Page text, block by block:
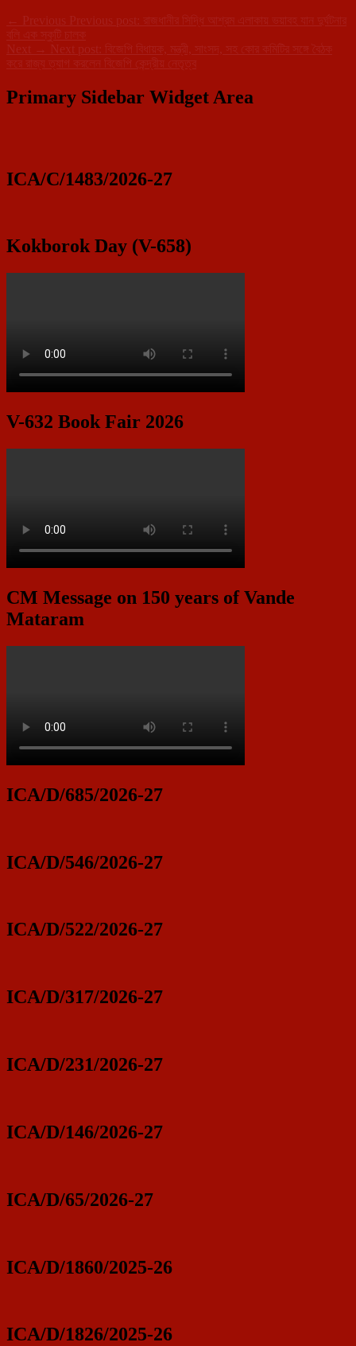
← Previous Previous post:
রাজধানীর সিদ্ধি আশ্রম এলাকায় ভয়াবহ যান দুর্ঘটনার
বলি এক স্কুটি চালক
Next → Next post:
বিজেপি বিধায়ক, মন্ত্রী, সাংসদ, সহ কোর কমিটির সঙ্গে বৈঠক
করে রাজ্য ত্যাগ করলেন বিজেপি কেন্দ্রীয় নেতৃত্ব
Primary Sidebar Widget Area
ICA/C/1483/2026-27
Kokborok Day (V-658)
V-632 Book Fair 2026
CM Message on 150 years of Vande
Mataram
ICA/D/685/2026-27
ICA/D/546/2026-27
ICA/D/522/2026-27
ICA/D/317/2026-27
ICA/D/231/2026-27
ICA/D/146/2026-27
ICA/D/65/2026-27
ICA/D/1860/2025-26
ICA/D/1826/2025-26